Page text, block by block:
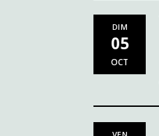
DIM
05
OCT